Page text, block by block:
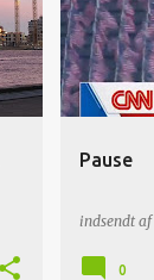
Pause
indsendt af
0